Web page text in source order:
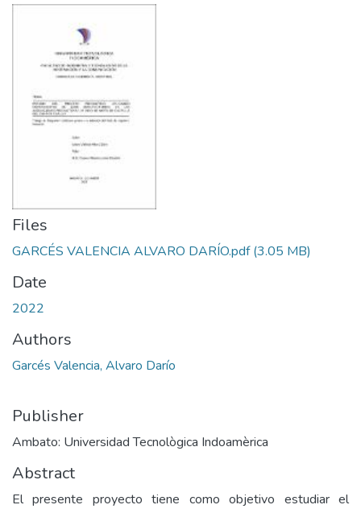
Files
GARCÉS VALENCIA ALVARO DARÍO.pdf(3.05 MB)
Date
2022
Authors
Garcés Valencia, Alvaro Darío
Publisher
Ambato: Universidad Tecnològica Indoamèrica
Abstract
El presente proyecto tiene como objetivo estudiar el